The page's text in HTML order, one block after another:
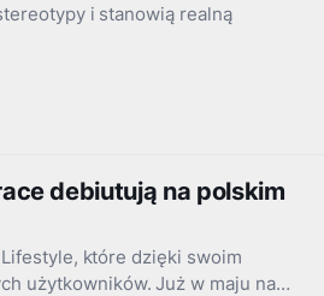
i stanowią realną
debiutują na polskim
które dzięki swoim
użytkowników. Już w maju na…